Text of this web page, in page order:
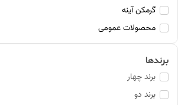
گرمکن آینه
محصولات عمومی
برندها
برند چهار
برند دو